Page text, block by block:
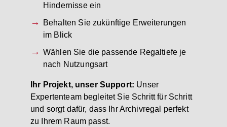
Hindernisse ein
Behalten Sie zukünftige Erweiterungen
im Blick
Wählen Sie die passende Regaltiefe je
nach Nutzungsart
Ihr Projekt, unser Support: Unser
Expertenteam begleitet Sie Schritt für Schritt
und sorgt dafür, dass Ihr Archivregal perfekt
zu Ihrem Raum passt.